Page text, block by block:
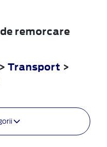
remorcare
> Transport >